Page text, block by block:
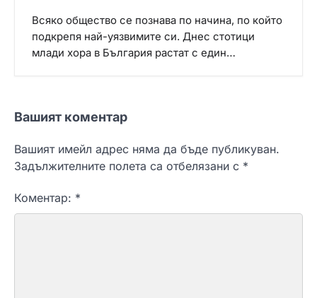
Всяко общество се познава по начина, по който
подкрепя най-уязвимите си. Днес стотици
млади хора в България растат с един…
Вашият коментар
Вашият имейл адрес няма да бъде публикуван.
Задължителните полета са отбелязани с *
Коментар: *